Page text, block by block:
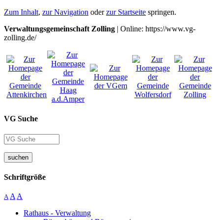
Zum Inhalt, zur Navigation oderzur Startseite springen.
Verwaltungsgemeinschaft Zolling | Online: https://www.vg-
zolling.de/
VG Suche
suchen
Schriftgröße
A A A
Rathaus - Verwaltung